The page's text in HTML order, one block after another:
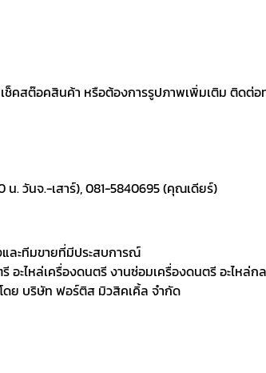
ช็คสต๊อคสินค้า หรือต้องการรูปภาพเพิ่มเติม ติด
. วันจ.-เสาร์), 081-5840695 (คุณเดียร์)
และทีมขายที่มีประสบการณ์
ะไหล่เครื่องดนตรี งานซ่อมเครื่องดนตรี อะไหล่ก
ดย บริษัท ฟอร์ติส มิวสิคเคิ้ล จำกัด